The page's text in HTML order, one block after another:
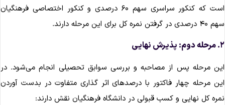
است که کنکور سراسری سهم ۶۰ درصدی و کنکور اختصاصی فرهنگیان
در گرفتن نمره کل برای این مرحله دارند.
نهایی
مرحله پس از مصاحبه و بررسی سوابق تحصیلی انجام می‌شود. در
مرحله چهار فاکتور با درصدهای اثر گذاری متفاوت در بدست آوردن
کل نهایی و کسب قبولی در دانشگاه فرهنگیان نقش دارند: